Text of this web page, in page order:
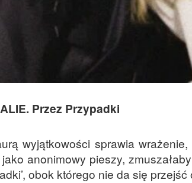
Przez Przypadki
wyjątkowości sprawia
anonimowy pieszy,
obok którego nie da się przejść